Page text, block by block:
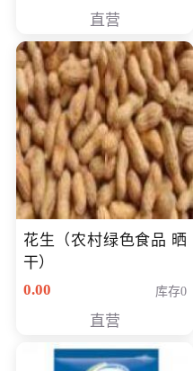
直营
花生（农村绿色食品 晒
干）
0.00
库存0
直营